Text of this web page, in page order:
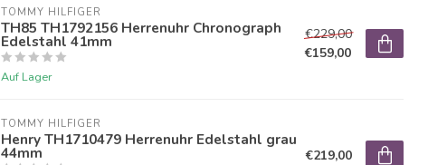
TOMMY HILFIGER
TH85 TH1792156 Herrenuhr Chronograph
Edelstahl 41mm
Auf Lager
€229,00
€159,00
TOMMY HILFIGER
Henry TH1710479 Herrenuhr Edelstahl grau
44mm €219,00